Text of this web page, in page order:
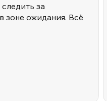
за
зоне ожидания. Всё